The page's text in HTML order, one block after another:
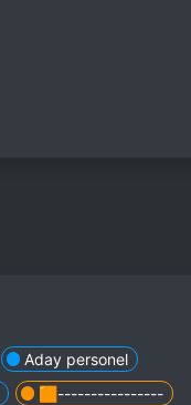
Aday personel
🟧----------------